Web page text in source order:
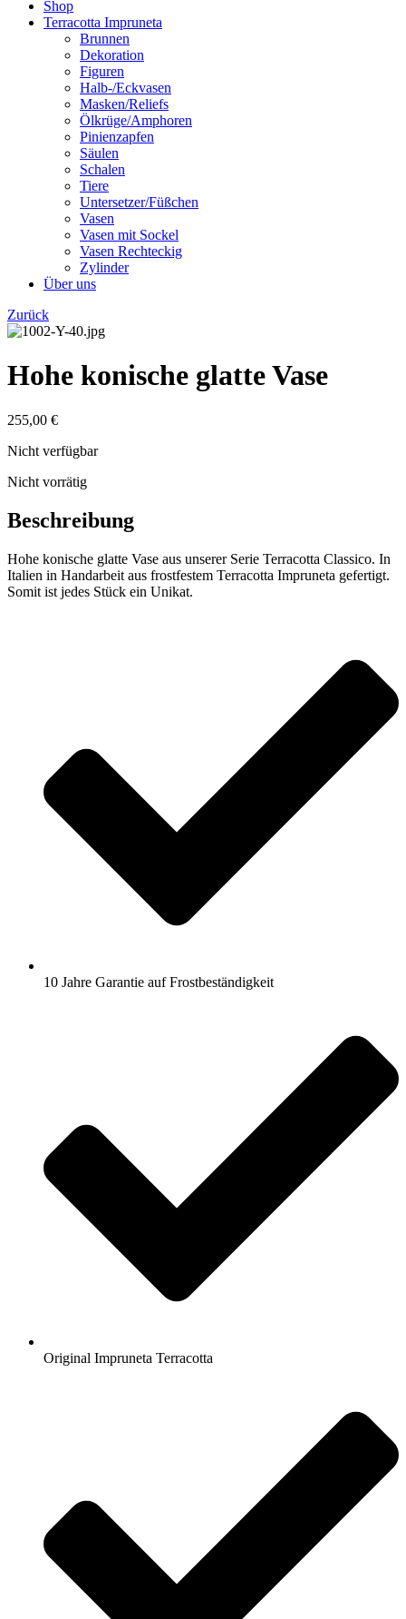
Shop
Terracotta Impruneta
Brunnen
Dekoration
Figuren
Halb-/Eckvasen
Masken/Reliefs
Ölkrüge/Amphoren
Pinienzapfen
Säulen
Schalen
Tiere
Untersetzer/Füßchen
Vasen
Vasen mit Sockel
Vasen Rechteckig
Zylinder
Über uns
Zurück
Hohe konische glatte Vase
255,00 €
Nicht verfügbar
Nicht vorrätig
Beschreibung
Hohe konische glatte Vase aus unserer Serie Terracotta Classico. In
Italien in Handarbeit aus frostfestem Terracotta Impruneta gefertigt.
Somit ist jedes Stück ein Unikat.
10 Jahre Garantie auf Frostbeständigkeit
Original Impruneta Terracotta